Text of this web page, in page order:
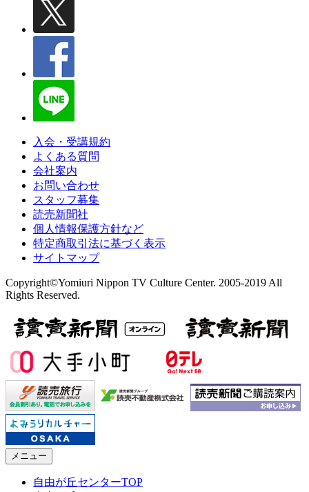
入会・受講規約
よくある質問
会社案内
お問い合わせ
スタッフ募集
読売新聞社
個人情報保護方針など
特定商取引法に基づく表示
サイトマップ
Copyright©Yomiuri Nippon TV Culture Center. 2005-2019 All
Rights Reserved.
メニュー
自由が丘センターTOP